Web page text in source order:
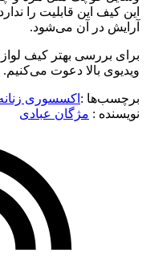
این کیف این قابلیت را
آرایش در آن می‌شود.
برای بررسی بهتر کیف
ویدیوی بالا دعوت می‌کنیم.
برچسب‌ها : اکسسوری
نویسنده :‌ مژگان عبادی